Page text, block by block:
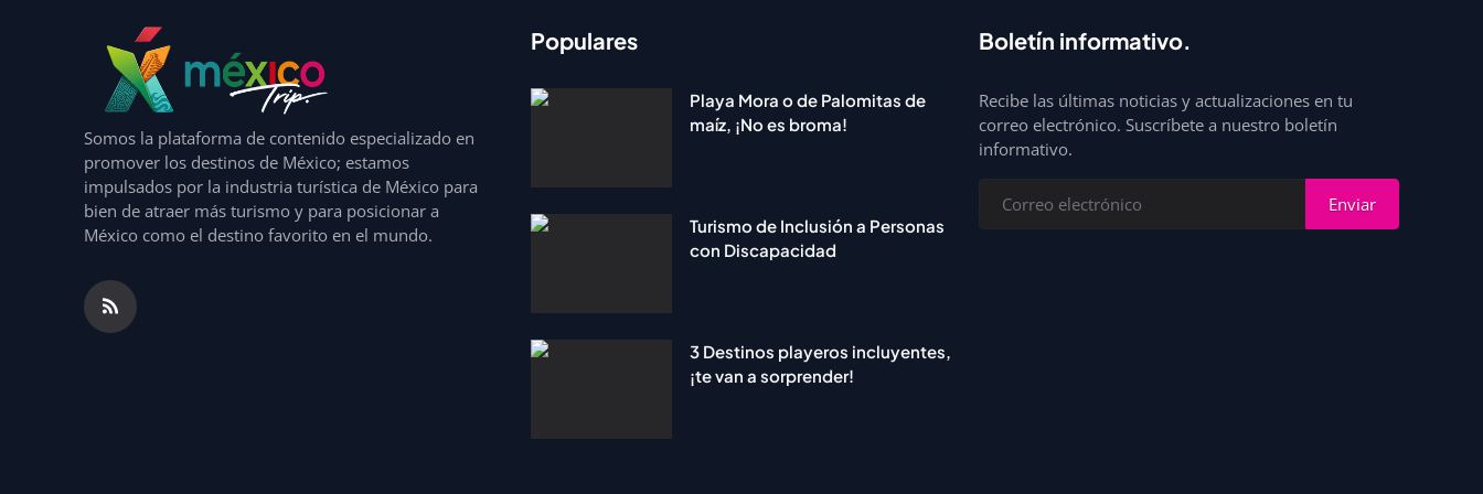
Somos la plataforma de contenido especializado en
promover los destinos de México; estamos
impulsados por la industria turística de México para
bien de atraer más turismo y para posicionar a
México como el destino favorito en el mundo.
Populares
Playa Mora o de Palomitas de
maíz, ¡No es broma!
Turismo de Inclusión a Personas
con Discapacidad
3 Destinos playeros incluyentes,
¡te van a sorprender!
Boletín informativo.
Recibe las últimas noticias y actualizaciones en tu
correo electrónico. Suscríbete a nuestro boletín
informativo.
Enviar